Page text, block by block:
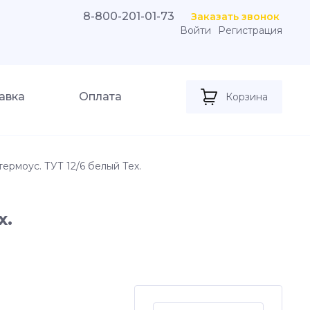
8-800-201-01-73
Заказать звонок
Войти
Регистрация
Оплата Корзина
ТУТ 12/6 белый Тех.